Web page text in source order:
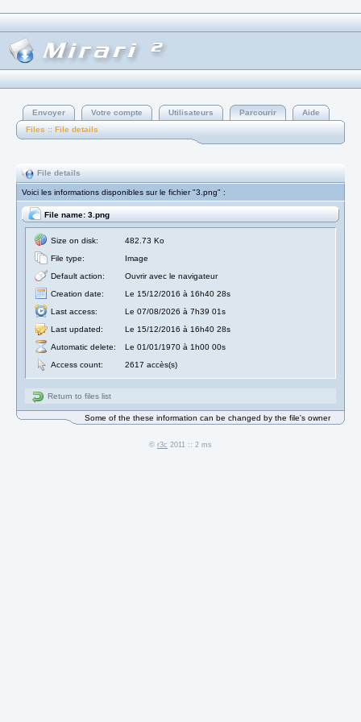
Envoyer Votre compte Utilisateurs Parcourir
Aide
Files :: File details
File details
Voici les informations disponibles sur le fichier "3.png" :
File name: 3.png
Size on disk:
482.73 Ko
File type:
Image
Default action:
Ouvrir avec le navigateur
Creation date:
Le 15/12/2016 à 16h40 28s
Last access:
Le 07/08/2026 à 7h39 01s
Last updated:
Le 15/12/2016 à 16h40 28s
Automatic delete:
Le 01/01/1970 à 1h00 00s
Access count:
2617 accès(s)
Return to files list
Some of the these information can be changed by the file's owner
© r3c 2011 :: 2 ms